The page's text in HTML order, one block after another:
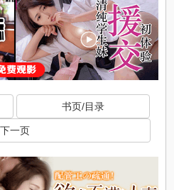
书页/目录
下一页